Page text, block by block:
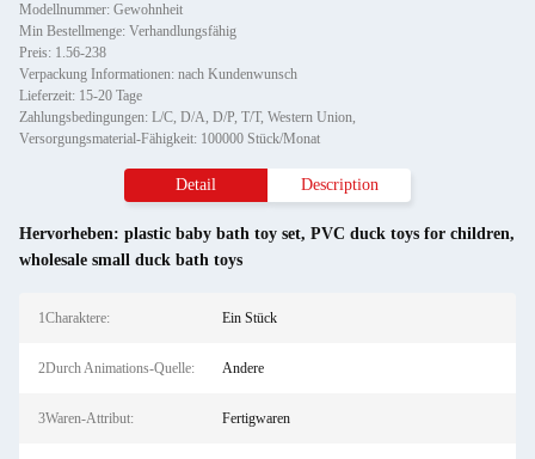
Modellnummer: Gewohnheit
Min Bestellmenge: Verhandlungsfähig
Preis: 1.56-238
Verpackung Informationen: nach Kundenwunsch
Lieferzeit: 15-20 Tage
Zahlungsbedingungen: L/C, D/A, D/P, T/T, Western Union,
Versorgungsmaterial-Fähigkeit: 100000 Stück/Monat
Detail Description
Hervorheben: plastic baby bath toy set, PVC duck toys for children,
wholesale small duck bath toys
1Charaktere: Ein Stück
2Durch Animations-Quelle: Andere
3Waren-Attribut: Fertigwaren